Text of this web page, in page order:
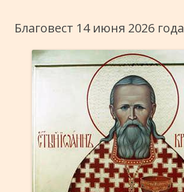
Благовест 14 июня 2026 года